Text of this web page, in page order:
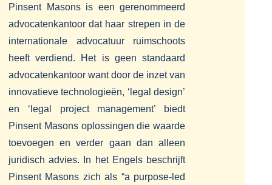
Pinsent Masons is een gerenommeerd
advocatenkantoor dat haar strepen in de
internationale advocatuur ruimschoots
heeft verdiend. Het is geen standaard
advocatenkantoor want door de inzet van
innovatieve technologieën, ‘legal design’
en ‘legal project management’ biedt
Pinsent Masons oplossingen die waarde
toevoegen en verder gaan dan alleen
juridisch advies. In het Engels beschrijft
Pinsent Masons zich als “a purpose-led